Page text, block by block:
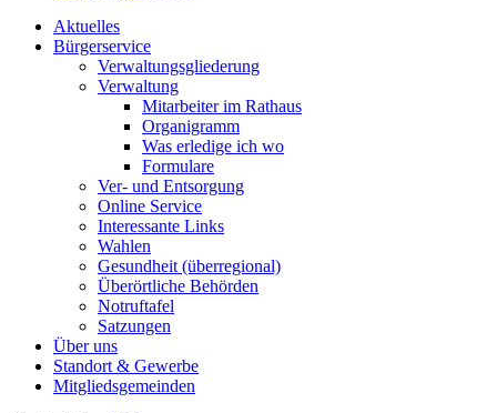
Aktuelles
Bürgerservice
Verwaltungsgliederung
Verwaltung
Mitarbeiter im Rathaus
Organigramm
Was erledige ich wo
Formulare
Ver- und Entsorgung
Online Service
Interessante Links
Wahlen
Gesundheit (überregional)
Überörtliche Behörden
Notruftafel
Satzungen
Über uns
Standort & Gewerbe
Mitgliedsgemeinden